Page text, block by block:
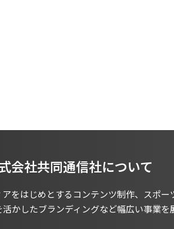
会社共同通信社について
をはじめとするコンテンツ制作、スポ
かしたブランディングなど幅広い事業を